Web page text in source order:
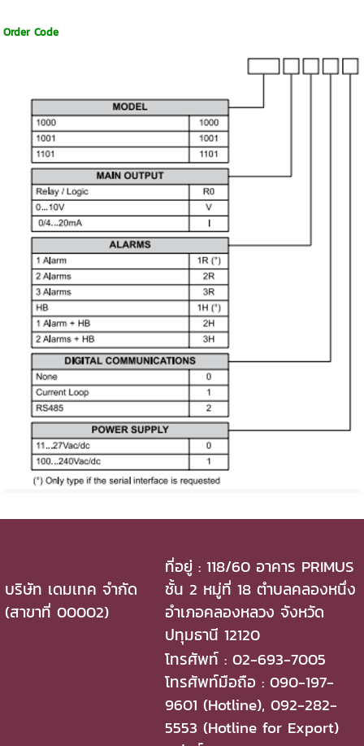
Order Code
บริษัท เดมเทค จำกัด
(สาขาที่ 00002)
ที่อยู่ : 118/60 อาคาร PRIMUS
ชั้น 2 หมู่ที่ 18 ตำบลคลองหนึ่ง
อำเภอคลองหลวง จังหวัด
ปทุมธานี 12120
โทรศัพท์ : 02-693-7005
โทรศัพท์มือถือ : 090-197-
9601 (Hotline), 092-282-
5553 (Hotline for Export)